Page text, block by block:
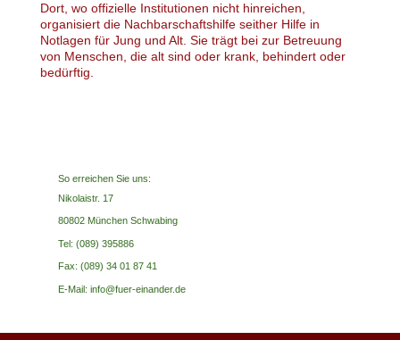
Dort, wo offizielle Institutionen nicht hinreichen,
organisiert die Nachbarschaftshilfe seither Hilfe in
Notlagen für Jung und Alt. Sie trägt bei zur Betreuung
von Menschen, die alt sind oder krank, behindert oder
bedürftig.
So erreichen Sie uns:
Nikolaistr. 17
80802 München Schwabing
Tel: (089) 395886
Fax: (089) 34 01 87 41
E-Mail: info@fuer-einander.de